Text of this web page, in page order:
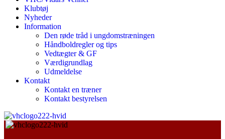
Klubtøj
Nyheder
Information
Den røde tråd i ungdomstræningen
Håndboldregler og tips
Vedtægter & GF
Værdigrundlag
Udmeldelse
Kontakt
Kontakt en træner
Kontakt bestyrelsen